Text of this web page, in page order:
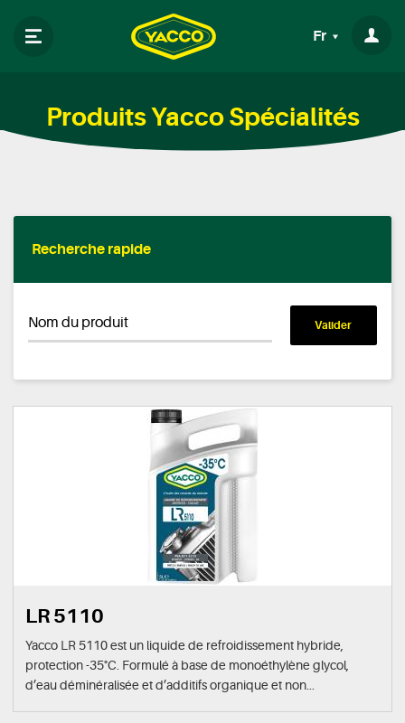
Fr
Produits Yacco Spécialités
Recherche rapide
Nom du produit
LR 5110
Yacco LR 5110 est un liquide de refroidissement hybride,
protection -35°C. Formulé à base de monoéthylène glycol,
d’eau déminéralisée et d’additifs organique et non...